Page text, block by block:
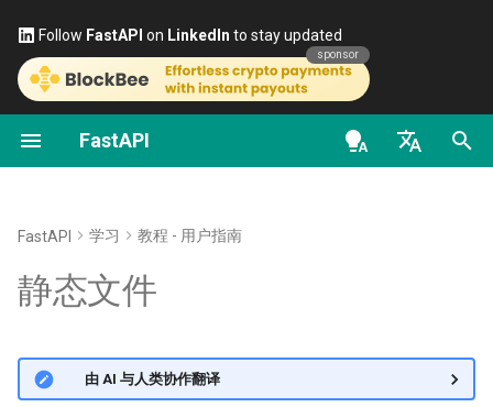
Follow FastAPI on LinkedIn to stay updated
sponsor
FastAPI
de - Deutsch
类作为依赖项
全局依赖项
使用 yield 的依赖项
安全 - 第一步
Password 和 Bearer 验证
OAuth2，基于 JWT 的 Bearer
令牌
使用 StaticFiles
更多信息
流式数据
直接返回响应
自定义响应 - HTML、流、文
件等
OAuth2 作用域
关于 FastAPI 版本
手动运行服务器
部署概念
通用 - 如何操作 - 诀窍
Pydantic v2
GraphQL
类
FastAPI class
UploadFile class
Exceptions - HTTPException
and WebSocketException
OpenAPI docs
FastAPI People
Translations
FastAPI全栈模板
替代方案、灵感与对比
Repository Management
FastAPI 学习 教程 - 用户指南
静态文件
🌐 由 AI 与人类协作翻译